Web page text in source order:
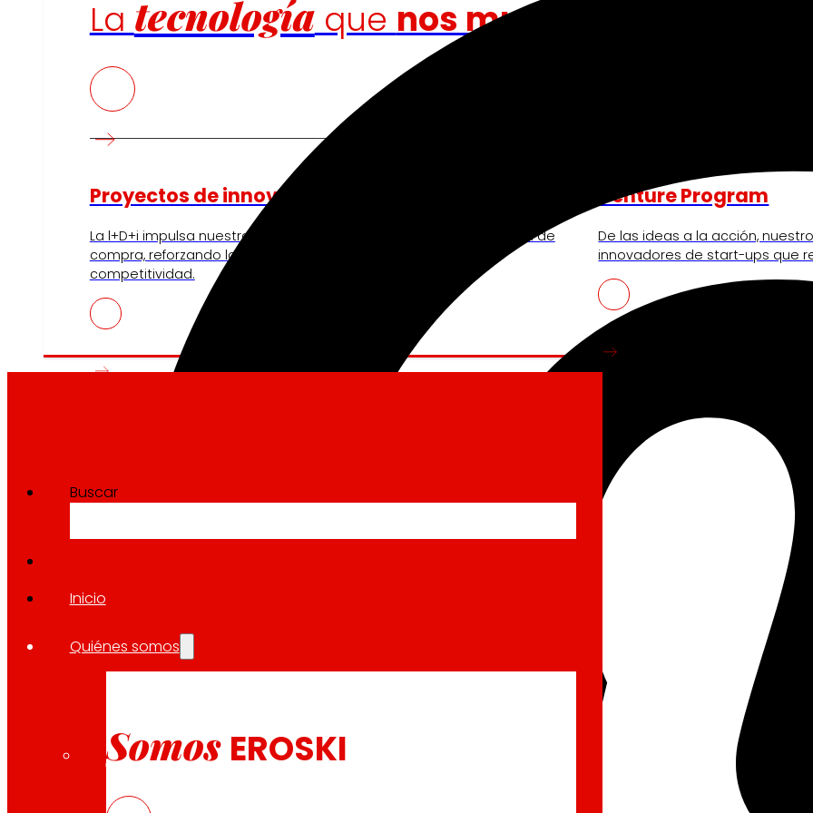
La tecnologíaque nos mueve
Proyectos de innovación
La l+D+i impulsa nuestra transformación, mejorando la experiencia de
compra, reforzando la sostenibilidad y fortaleciendo nuestra
competitividad.
Venture Program
De las ideas a la acción,
innovadores de start-ups que
Buscar
Inicio
Quiénes somos
Somos EROSKI